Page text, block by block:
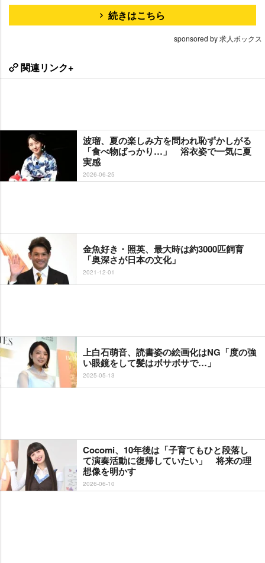
続きはこちら
sponsored by 求人ボックス
関連リンク+
波瑠、夏の楽しみ方を問われ恥ずかしがる
「食べ物ばっかり…」 浴衣姿で一気に夏
実感
2026-06-25
金魚好き・照英、最大時は約3000匹飼育
「奥深さが日本の文化」
2021-12-01
上白石萌音、読書姿の絵画化はNG「度の強
い眼鏡をして髪はボサボサで…」
2025-05-13
Cocomi、10年後は「子育てもひと段落し
て演奏活動に復帰していたい」 将来の理
想像を明かす
2026-06-10